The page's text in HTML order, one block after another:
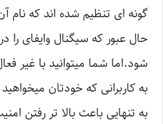
گونه ای تنظیم شده اند که نام
حال عبور که سیگنال وایفای را
شود.اما شما میتوانید با غیر
به کاربرانی که خودتان
به تنهایی باعث بالا تر رفتن